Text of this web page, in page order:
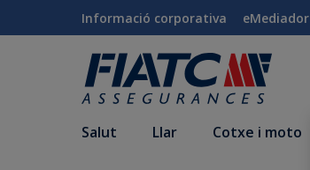
Salta al contingut principal
Informació corporativa eMediador
Salut Llar Cotxe i moto